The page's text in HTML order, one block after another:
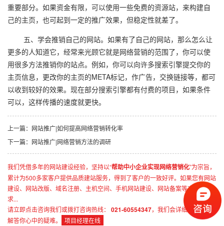
重要部分。如果资金有限，可以使用一些免费的资源站，来构建自
己的主页，也可起到一定的推广效果，但稳定性就差了。
五、学会推销自己的网站。如果有了自己的网站，那么怎么让
更多的人知道它，经常来光顾它就是网络营销的范围了，你可以使
用很多方法推销你的站点。例如，你可以向许多搜索引擎提交你的
主页信息，更改你的主页的META标记，作广告，交换链接等，都可
以收到较好的效果。现在部分搜索引擎都有付费的项目，如果条件
可以，这样传播的速度就更快。
上一篇：网站推广|如何提高网络营销转化率
下一篇：网站推广|网络营销方法的调研
我们凭借多年的网站建设经验，坚持以“帮助中小企业实现网络营销化”为宗旨，
累计为500多家客户提供品质建站服务，得到了客户的一致好评。如果您有网站
建设、网站改版、域名注册、主机空间、手机网站建设、网站备案等方面的需
求...
请立即点击咨询我们或拨打咨询热线：
021-60554347，我们会详细为你一一
解答你心中的疑难。
项目经理在线